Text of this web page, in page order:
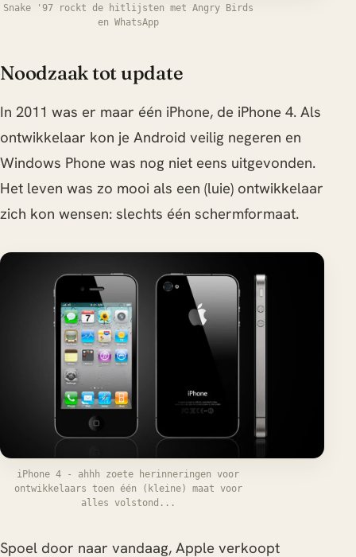
Snake '97 rockt de hitlijsten met Angry Birds
en WhatsApp
Noodzaak tot update
In 2011 was er maar één iPhone, de iPhone 4. Als
ontwikkelaar kon je Android veilig negeren en
Windows Phone was nog niet eens uitgevonden.
Het leven was zo mooi als een (luie) ontwikkelaar
zich kon wensen: slechts één schermformaat.
iPhone 4 - ahhh zoete herinneringen voor
ontwikkelaars toen één (kleine) maat voor
alles volstond...
Spoel door naar vandaag, Apple verkoopt